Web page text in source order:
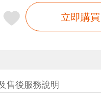
立即購買
售後服務說明